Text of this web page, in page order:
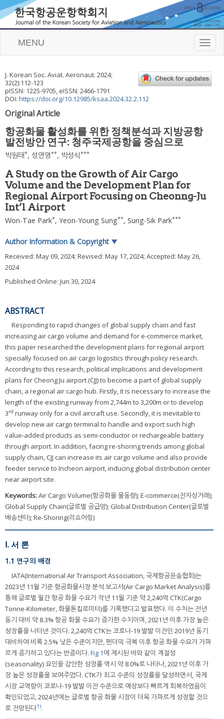
T
o
l
e
MENU
J. Korean Soc. Aviat. Aeronaut. 2024;
32(2):112-123
pISSN: 1225-9705, eISSN: 2466-1791
DOI: https://doi.org/10.12985/ksaa.2024.32.2.112
Original Article
항공화물 활성화를 위한 정책분석과 지방공항
발전방안 연구: 청주국제공항을 중심으로
박원태*, 성연영**, 박성식***
A Study on the Growth of Air Cargo
Volume and the Development Plan for
Regional Airport Focusing on Cheonng-Ju
Int’l Airport
Won-Tae Park*, Yeon-Young Sung**, Sung-Sik Park***
Author Information & Copyright ▼
Received: May 09, 2024; Revised: May 17, 2024; Accepted: May 26,
2024
Published Online: Jun 30, 2024
ABSTRACT
Responding to rapid changes of global supply chain and fast
increasing air cargo volume and demand for e-commerce market,
this paper researched the development plans for regional airport
specially focused on air cargo logostics through policy research.
According to this research, political implications and development
plans for Cheong Ju airport (CJJ) to become a part of global supply
chain, a regional air cargo hub. Firstly, it is necessary to increase the
length of the existing runway from 2,744m to 3,200m or to develop
3rd runway only for a civil aircraft use. Secondly, it is inevitable to
develop new air cargo terminal to handle and export such high
value-added products as semi-conductor or rechargeable battery
through airport. In addition, facing re-shoring trends among global
supply chain, CJJ can increase its air cargo volume and also provide
feeder service to Incheon airport, inducing global distribution center
near airport site.
Keywords:Air Cargo Volume(항공화물 물동량); E-commerce(전자상거래);
Global Supply Chain(글로벌 공급망); Global Distribution Center(글로벌
배송센터); Re-Shoring(리쇼어링)
Ⅰ. 서 론
1.1 연구의 배경
IATA(International Air Transport Association, 국제항공운송협회)는
2023년 11월 기준 항공화물시장 분석 보고서(Air Cargo Market Analysis)를
통해 글로벌 월간 항공 화물 수요가 작년 11월 기준 약 2,240억 CTK(Cargo
Tonne-Kilometer, 화물톤킬로미터)를 기록했다고 발표했다. 이 수치는 전년
동기 대비 약 8.3% 항공 화물 수요가 증가한 수치이며, 2021년 이후 가장 높은
성장률을 나타낸 것이다. 2,240억 CTK는 코로나-19 발발 이전인 2019년 동기
대비하여 비록 2.5% 낮은 수준이지만, 펜더믹 극복 이후 항공 화물 수요가 가파
르게 증가하고 있다는 반증이다. Fig 1에 제시된 바와 같이 계절성
(seasonality) 요인을 감안한 성장률 역시 약 8.0%로 나타나, 2021년 이후 가
장 높은 성장률을 보여주었다. CTK가 최고 수준의 성장률을 달성하면서, 국제
시장 교역량이 코로나-19 발발 이전 수준으로 예상보다 빠르게 회복하였음이
확인되었고, 2024년에는 글로벌 항공 화물 시장이 더욱 가파르게 성장할 것으
로 전망된다1).